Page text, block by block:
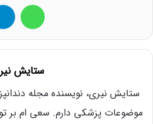
واتس آپ
ستایش
ستایش نیری، نویسنده مجله
موضوعات پزشکی دارم. سعی ام بر